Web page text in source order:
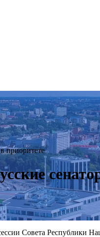
приоритете
Совета Республики